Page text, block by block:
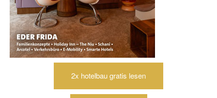
2x hotelbau gratis lesen